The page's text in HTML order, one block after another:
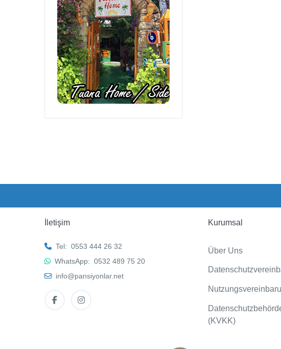
İletişim
Tel: 0553 444 26 32
WhatsApp: 0532 489 75 20
info@pansiyonlar.net
Kurumsal
Über Uns
(KVKK)